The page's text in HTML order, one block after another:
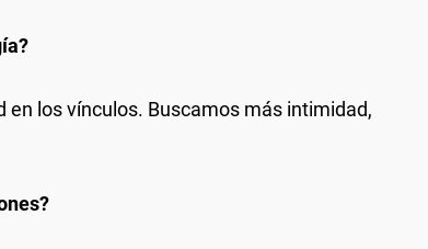
los vínculos. Buscamos más intimidad,